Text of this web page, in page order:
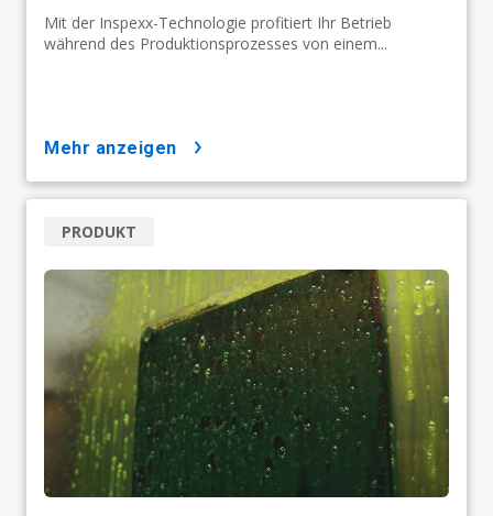
Mit der Inspexx-Technologie profitiert Ihr Betrieb
während des Produktionsprozesses von einem...
mehr anzeigen
PRODUKT